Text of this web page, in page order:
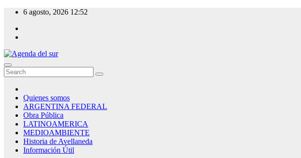
Skip
content
6 agosto, 2026 12:52
Agenda del sur
Quienes somos
ARGENTINA FEDERAL
Obra Pública
LATINOAMERICA
MEDIOAMBIENTE
Historia de Avellaneda
Información Útil